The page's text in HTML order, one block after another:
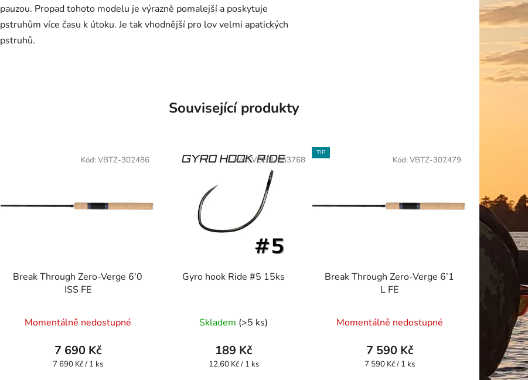
pauzou. Propad tohoto modelu je výrazně pomalejší a poskytuje
pstruhům více času k útoku. Je tak vhodnější pro lov velmi apatických
pstruhů.
Související produkty
Break Through Zero-Verge 6'0
ISS FE
Momentálně nedostupné
7 690 Kč
Měrná
7 690 Kč / 1 ks
Kód: VBTZ-302486
Gyro hook Ride #5 15ks
Skladem (>5 ks)
189 Kč
Měrná
12,60 Kč / 1 ks
Kód:VGHR-953768
TIP
Break Through Zero-Verge 6’1
L FE
hodnocení
produktu
je
Momentálně nedostupné
7 590 Kč
Měrná
7 590 Kč / 1 ks
Kód: VBTZ-302479